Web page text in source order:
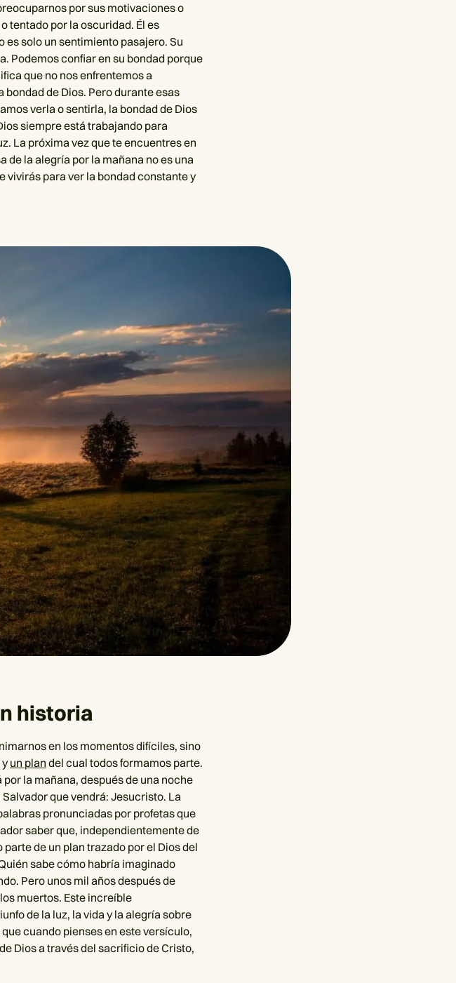
por sus motivaciones o
tentado por la oscuridad. Él es
es solo un sentimiento pasajero. Su
Podemos confiar en su bondad porque
que no nos enfrentemos a
de Dios. Pero durante esas
verla o sentirla, la bondad de Dios
siempre está trabajando para
La próxima vez que te encuentres en
de la alegría por la mañana no es una
vivirás para ver la bondad constante y
historia
en los momentos difíciles, sino
yun plan del cual todos formamos parte.
la mañana, después de una noche
que vendrá: Jesucristo. La
pronunciadas por profetas que
saber que, independientemente de
de un plan trazado por el Dios del
sabe cómo habría imaginado
Pero unos mil años después de
muertos. Este increíble
de la luz, la vida y la alegría sobre
cuando pienses en este versículo,
Dios a través del sacrificio de Cristo,